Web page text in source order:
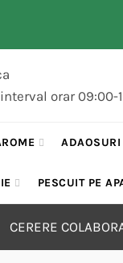
orar
ADAOSURI
PESCUIT PE
CERERE